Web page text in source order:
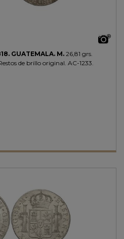
GUATEMALA. M. 26,81 grs.
de brillo original. AC-1233.